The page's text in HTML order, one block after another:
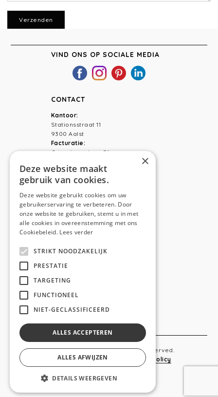
VIND ONS OP SOCIALE MEDIA
CONTACT
Kantoor:
Stationsstraat 11
9300 Aalst
Facturatie:
Capucienenlaan 31
Telefoon:0473 44 56 94
NAVIGATION
Home
Diensten
Realisaties
Copyright © 2019 Anso. All rights reserved.
Sitemap-Privacy Policy Cookie Policy
webdesigned by
×
Deze website maakt
gebruik van cookies.
Deze website gebruikt cookies om uw
gebruikerservaring te verbeteren. Door
onze website te gebruiken, stemt u in met
alle cookies in overeenstemming met ons
Cookiebeleid. Lees verder
STRIKT NOODZAKELIJK
PRESTATIE
TARGETING
FUNCTIONEEL
NIET-GECLASSIFICEERD
ALLES ACCEPTEREN
ALLES AFWIJZEN
DETAILS WEERGEVEN